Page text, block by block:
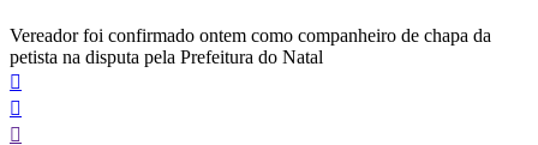
Vereador foi confirmado ontem como companheiro de chapa da
petista na disputa pela Prefeitura do Natal